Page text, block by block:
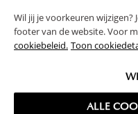
Wil jij je voorkeuren wijzigen?
footer van de website. Voor
cookiebeleid. Toon
ALLE
High-contrast mode